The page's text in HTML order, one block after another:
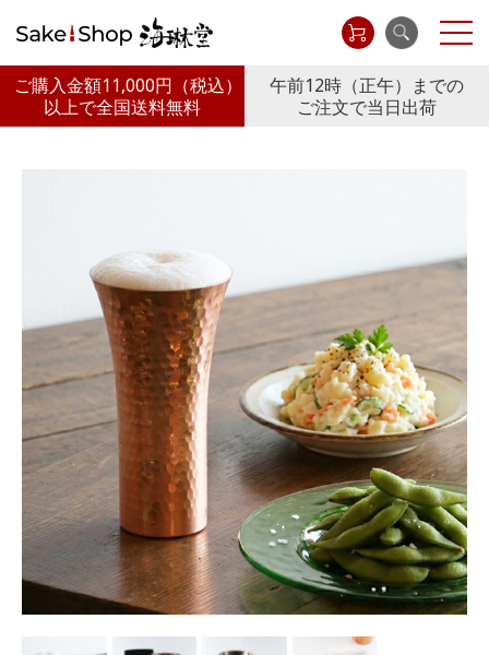
ご購入金額11,000円 （税込）
以上で全国送料無料
午前12時（正午）までの
ご注文で当日出荷